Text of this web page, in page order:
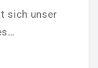
sich unser